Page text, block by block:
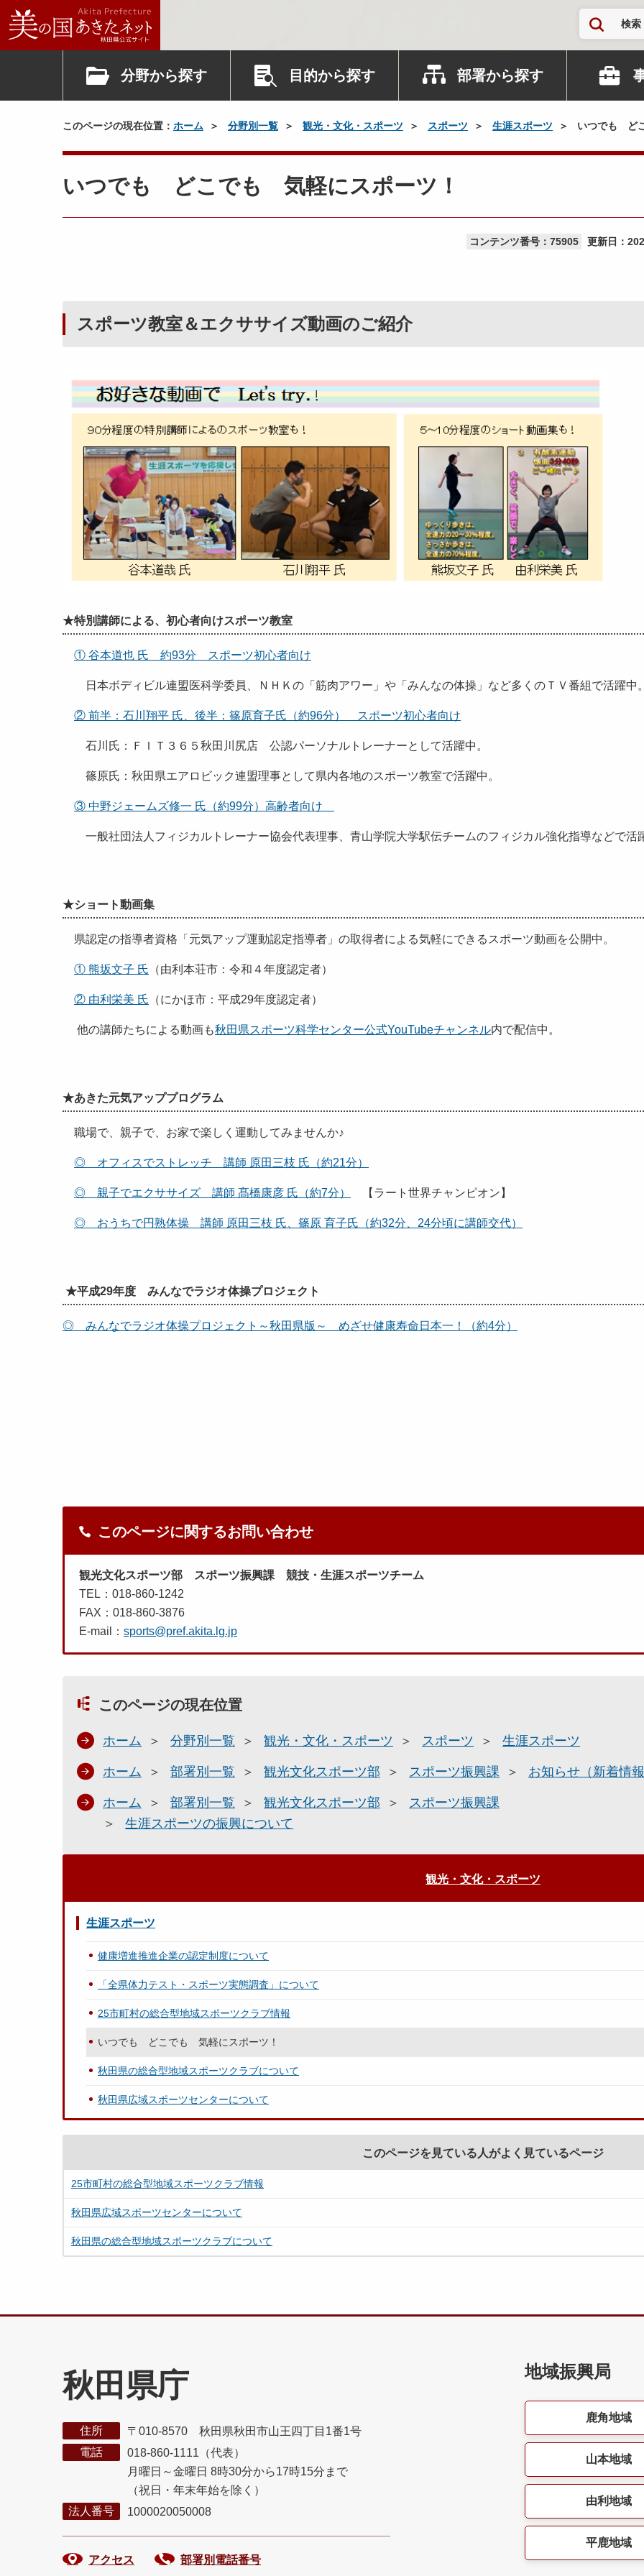
検索
分野から探す 目的から探す 部署から探す
このページの現在位置： ホーム 分野別一覧 観光・文化・スポーツ スポーツ 生涯スポーツ いつでも ど
いつでも どこでも 気軽にスポーツ！
コンテンツ番号：75905 更新日：
スポーツ教室＆エクササイズ動画のご紹介
★特別講師による、初心者向けスポーツ教室
① 谷本道也 氏 約93分 スポーツ初心者向け
日本ボディビル連盟医科学委員、ＮＨＫの「筋肉アワー」や「みんなの体操」など多くのＴＶ番組で活
② 前半：石川翔平 氏、後半：篠原育子氏（約96分） スポーツ初心者向け
石川氏：ＦＩＴ３６５秋田川尻店 公認パーソナルトレーナーとして活躍中。
篠原氏：秋田県エアロビック連盟理事として県内各地のスポーツ教室で活躍中。
③ 中野ジェームズ修一 氏（約99分）高齢者向け
一般社団法人フィジカルトレーナー協会代表理事、青山学院大学駅伝チームのフィジカル強化指導などで
★ショート動画集
県認定の指導者資格「元気アップ運動認定指導者」の取得者による気軽にできるスポーツ動画を公開中。
① 熊坂文子 氏 （由利本荘市：令和４年度認定者）
② 由利栄美 氏 （にかほ市：平成29年度認定者）
他の講師たちによる動画も秋田県スポーツ科学センター公式YouTubeチャンネル内で配信中。
★あきた元気アッププログラム
職場で、親子で、お家で楽しく運動してみませんか♪
◎ オフィスでストレッチ 講師 原田三枝 氏（約21分）
◎ 親子でエクササイズ 講師 髙橋康彦 氏（約7分） 【ラート世界チャンピオン】
◎ おうちで円熟体操 講師 原田三枝 氏、篠原 育子氏（約32分、24分頃に講師交代）
★平成29年度 みんなでラジオ体操プロジェクト
◎ みんなでラジオ体操プロジェクト～秋田県版～ めざせ健康寿命日本一！（約4分）
このページに関するお問い合わせ
観光文化スポーツ部 スポーツ振興課 競技・生涯スポーツチーム
TEL：018-860-1242
FAX：018-860-3876
E-mail： sports@pref.akita.lg.jp
このページの現在位置
ホーム 分野別一覧 観光・文化・スポーツ スポーツ 生涯スポーツ
ホーム 部署別一覧 観光文化スポーツ部 スポーツ振興課 お知らせ（新着情
ホーム 部署別一覧 観光文化スポーツ部
スポーツ振興課
生涯スポーツの振興について
観光・文化・スポーツ
生涯スポーツ
健康増進推進企業の認定制度について
「全県体力テスト・スポーツ実態調査」について
25市町村の総合型地域スポーツクラブ情報
いつでも どこでも 気軽にスポーツ！
秋田県の総合型地域スポーツクラブについて
秋田県広域スポーツセンターについて
このページを見ている人がよく見ているページ
25市町村の総合型地域スポーツクラブ情報
秋田県広域スポーツセンターについて
秋田県の総合型地域スポーツクラブについて
秋田県庁
住所
〒010-8570 秋田県秋田市山王四丁目1番1号
電話
018-860-1111（代表）
月曜日～金曜日 8時30分から17時15分まで
（祝日・年末年始を除く）
法人番号
1000020050008
アクセス 部署別電話番号
地域振興局
鹿角地域
山本地域
由利地域
平鹿地域